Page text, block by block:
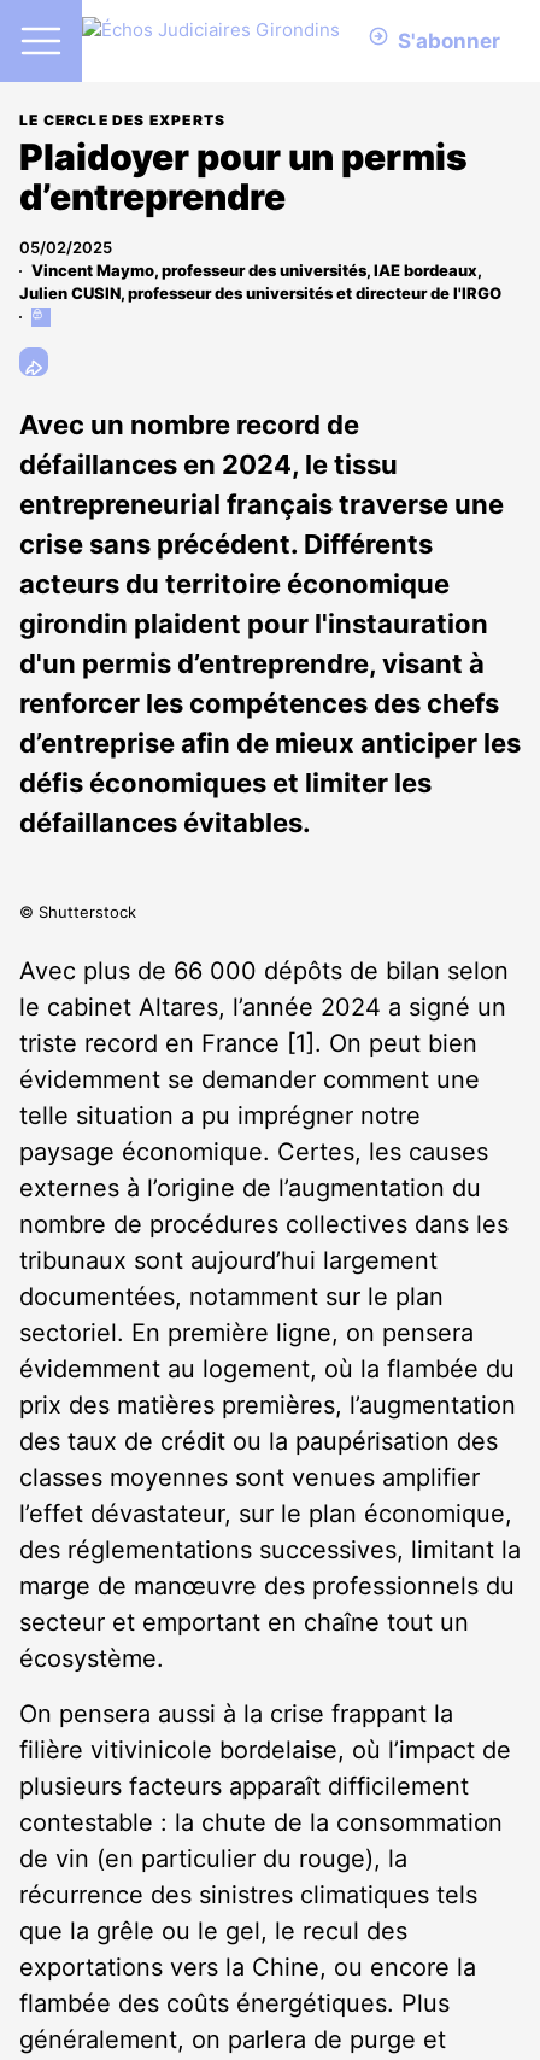
S'abonner
LE CERCLE DES EXPERTS
Plaidoyer pour un permis
d’entreprendre
05/02/2025
Vincent Maymo, professeur des universités, IAE bordeaux,
Julien CUSIN, professeur des universités et directeur de l'IRGO
Cet
est
abonnés
Avec un nombre record de
défaillances en 2024, le tissu
entrepreneurial français traverse une
crise sans précédent. Différents
acteurs du territoire économique
girondin plaident pour l'instauration
d'un permis d’entreprendre, visant à
renforcer les compétences des chefs
d’entreprise afin de mieux anticiper les
défis économiques et limiter les
défaillances évitables.
© Shutterstock
Avec plus de 66 000 dépôts de bilan selon
le cabinet Altares, l’année 2024 a signé un
triste record en France [1]. On peut bien
évidemment se demander comment une
telle situation a pu imprégner notre
paysage économique. Certes, les causes
externes à l’origine de l’augmentation du
nombre de procédures collectives dans les
tribunaux sont aujourd’hui largement
documentées, notamment sur le plan
sectoriel. En première ligne, on pensera
évidemment au logement, où la flambée du
prix des matières premières, l’augmentation
des taux de crédit ou la paupérisation des
classes moyennes sont venues amplifier
l’effet dévastateur, sur le plan économique,
des réglementations successives, limitant la
marge de manœuvre des professionnels du
secteur et emportant en chaîne tout un
écosystème.
On pensera aussi à la crise frappant la
filière vitivinicole bordelaise, où l’impact de
plusieurs facteurs apparaît difficilement
contestable : la chute de la consommation
de vin (en particulier du rouge), la
récurrence des sinistres climatiques tels
que la grêle ou le gel, le recul des
exportations vers la Chine, ou encore la
flambée des coûts énergétiques. Plus
généralement, on parlera de purge et